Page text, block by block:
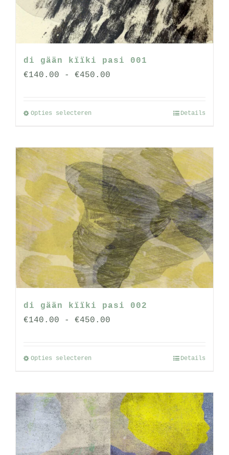
op
de
productpagina
di gään kïïki pasi 001
€140.00 - €450.00
Opties selecteren
meerdere
variaties.
Deze
optie
kan
gekozen
worden
op
de
productpagina
Details
di gään kïïki pasi 002
€140.00 - €450.00
Opties selecteren
meerdere
variaties.
Deze
optie
Details